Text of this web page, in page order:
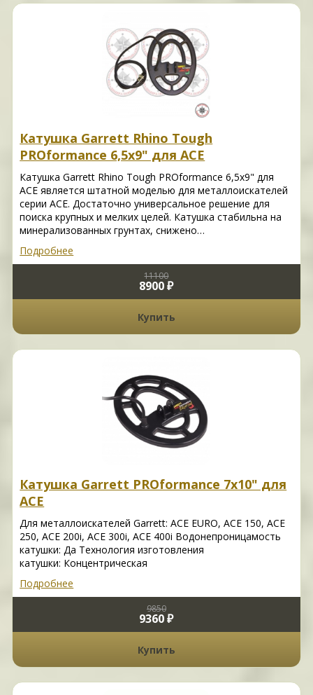
Катушка Garrett Rhino Tough
PROformance 6,5x9" для ACE
Катушка Garrett Rhino Tough PROformance 6,5x9" для
ACE является штатной моделью для металлоискателей
серии ACE. Достаточно универсальное решение для
поиска крупных и мелких целей. Катушка стабильна на
минерализованных грунтах, снижено…
Подробнее
11100
8900 ₽
Купить
Катушка Garrett PROformance 7x10" для
ACE
Для металлоискателей Garrett: ACE EURO, ACE 150, ACE
250, ACE 200i, ACE 300i, ACE 400i Водонепроницамость
катушки: Да Технология изготовления
катушки: Концентрическая
Подробнее
9850
9360 ₽
Купить